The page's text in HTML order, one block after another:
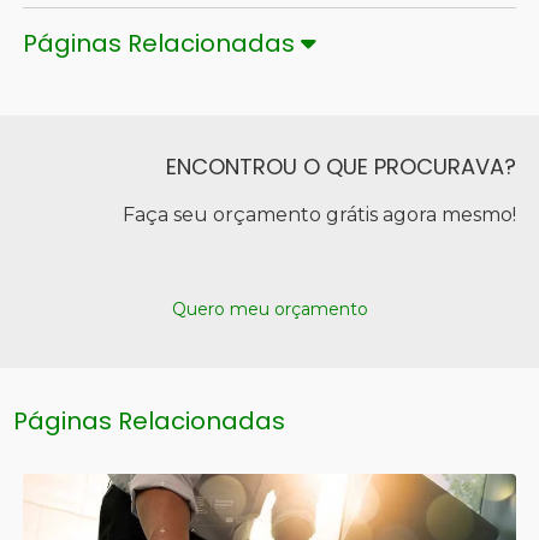
Páginas Relacionadas
ENCONTROU O QUE PROCURAVA?
Faça seu orçamento grátis agora mesmo!
Quero meu orçamento
Páginas Relacionadas